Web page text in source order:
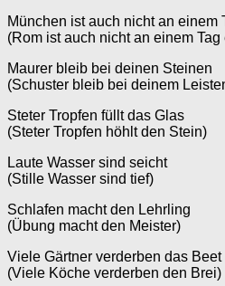
München ist auch nicht an einem
(Rom ist auch nicht an einem
Maurer bleib bei deinen Steinen
(Schuster bleib bei deinem
Steter Tropfen füllt das Glas
(Steter Tropfen höhlt den Stein)
Laute Wasser sind seicht
(Stille Wasser sind tief)
Schlafen macht den Lehrling
(Übung macht den Meister)
Viele Gärtner verderben das Beet
(Viele Köche verderben den Brei)